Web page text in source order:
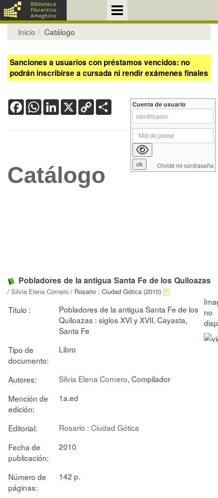
Inicio Catálogo
Sanciones a usuarios con préstamos vencidos: no
podrán inscribirse a cursada ni rendir exámenes finales
FacebookWhatsApp
LinkedIn
X Copy
Link
Catálogo
Pobladores de la antigua Santa Fe de los Quiloazas
/ Silvia Elena Cornero / Rosario : Ciudad Gótica (2010)
Título :
Pobladores de la antigua Santa Fe de los
Quiloazas : siglos XVI y XVII, Cayasta,
Santa Fe
Tipo de
documento:
Libro
Autores: Silvia Elena Cornero, Compilador
Mención de
edición:
1a.ed
Editorial:
Rosario : Ciudad Gótica
Fecha de
publicación:
2010
Número de
páginas:
142 p.
Cuenta de usuario
Olvidé mi contraseña